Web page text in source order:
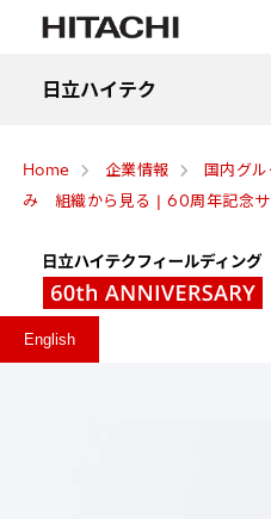
日立ハイテク
Home 企業情報 国内グ
み 組織から見る | 60周年記念サ
English